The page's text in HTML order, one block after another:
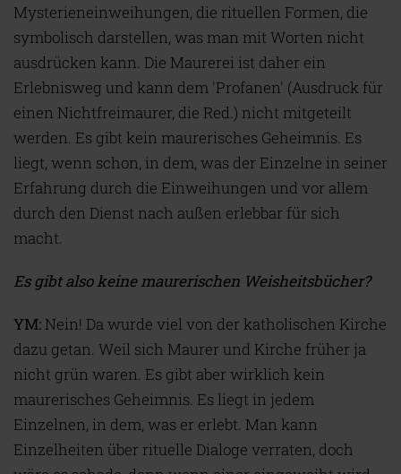
Mysterieneinweihungen, die rituellen Formen, die
symbolisch darstellen, was man mit Worten nicht
ausdrücken kann. Die Maurerei ist daher ein
Erlebnisweg und kann dem 'Profanen' (Ausdruck für
einen Nichtfreimaurer, die Red.) nicht mitgeteilt
werden. Es gibt kein maurerisches Geheimnis. Es
liegt, wenn schon, in dem, was der Einzelne in seiner
Erfahrung durch die Einweihungen und vor allem
durch den Dienst nach außen erlebbar für sich
macht.
Es gibt also keine maurerischen Weisheitsbücher?
YM: Nein! Da wurde viel von der katholischen Kirche
dazu getan. Weil sich Maurer und Kirche früher ja
nicht grün waren. Es gibt aber wirklich kein
maurerisches Geheimnis. Es liegt in jedem
Einzelnen, in dem, was er erlebt. Man kann
Einzelheiten über rituelle Dialoge verraten, doch